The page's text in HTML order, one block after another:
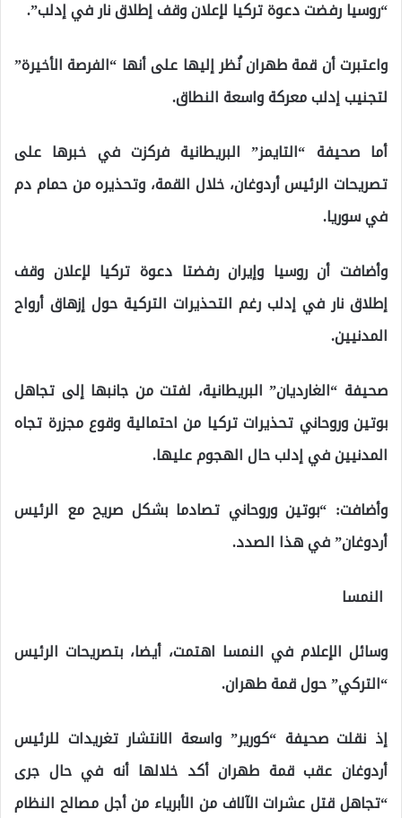
“روسيا رفضت دعوة تركيا لإعلان وقف إطلاق نار في إدلب”.
واعتبرت أن قمة طهران نُظر إليها على أنها “الفرصة الأخيرة”
لتجنيب إدلب معركة واسعة النطاق.
أما صحيفة “التايمز” البريطانية فركزت في خبرها على
تصريحات الرئيس أردوغان، خلال القمة، وتحذيره من حمام دم
في سوريا.
وأضافت أن روسيا وإيران رفضتا دعوة تركيا لإعلان وقف
إطلاق نار في إدلب رغم التحذيرات التركية حول إزهاق أرواح
المدنيين.
صحيفة “الغارديان” البريطانية، لفتت من جانبها إلى تجاهل
بوتين وروحاني تحذيرات تركيا من احتمالية وقوع مجزرة تجاه
المدنيين في إدلب حال الهجوم عليها.
وأضافت: “بوتين وروحاني تصادما بشكل صريح مع الرئيس
أردوغان” في هذا الصدد.
النمسا
وسائل الإعلام في النمسا اهتمت، أيضا، بتصريحات الرئيس
“التركي” حول قمة طهران.
إذ نقلت صحيفة “كورير” واسعة الانتشار تغريدات للرئيس
أردوغان عقب قمة طهران أكد خلالها أنه في حال جرى
“تجاهل قتل عشرات الآلاف من الأبرياء من أجل مصالح النظام